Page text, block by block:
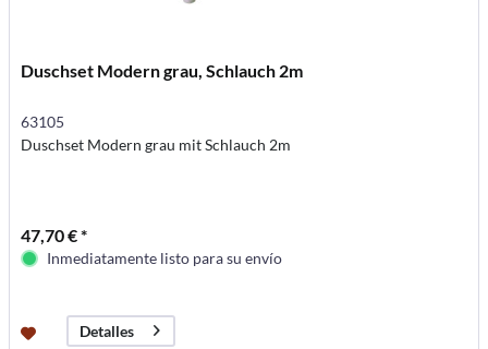
Duschset Modern grau, Schlauch 2m
63105
Duschset Modern grau mit Schlauch 2m
47,70 € *
Inmediatamente listo para su envío
Detalles